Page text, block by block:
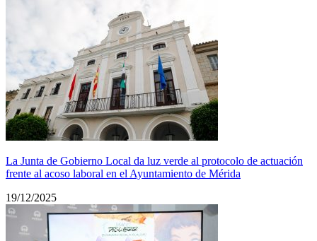
La Junta de Gobierno Local da luz verde al protocolo de actuación
frente al acoso laboral en el Ayuntamiento de Mérida
19/12/2025